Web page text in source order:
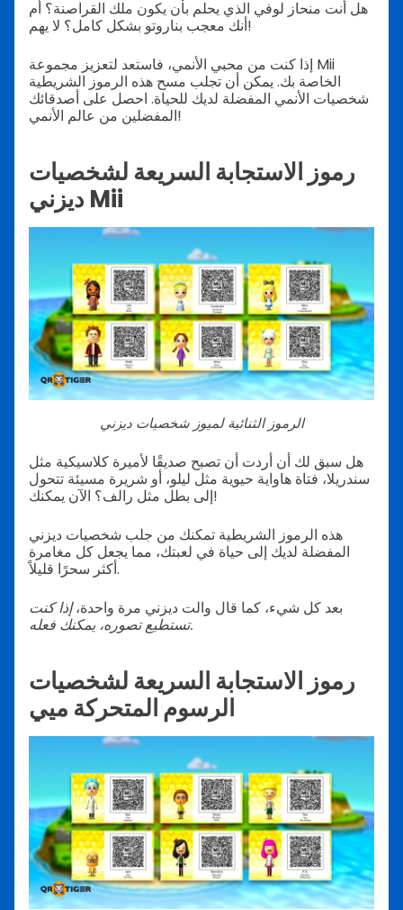
هل أنت منحاز لوفي الذي يحلم بأن يكون ملك القراصنة؟ أم
أنك معجب بناروتو بشكل كامل؟ لا يهم!
إذا كنت من محبي الأنمي، فاستعد لتعزيز مجموعة Mii
الخاصة بك. يمكن أن تجلب مسح هذه الرموز الشريطية
شخصيات الأنمي المفضلة لديك للحياة. احصل على أصدقائك
المفضلين من عالم الأنمي!
رموز الاستجابة السريعة لشخصيات
ديزني Mii
الرموز الثنائية لميوز شخصيات ديزني
هل سبق لك أن أردت أن تصبح صديقًا لأميرة كلاسيكية مثل
سندريلا، فتاة هاواية حيوية مثل ليلو، أو شريرة مسيئة تتحول
إلى بطل مثل رالف؟ الآن يمكنك!
هذه الرموز الشريطية تمكنك من جلب شخصيات ديزني
المفضلة لديك إلى حياة في لعبتك، مما يجعل كل مغامرة
أكثر سحرًا قليلاً.
بعد كل شيء، كما قال والت ديزني مرة واحدة،إذا كنت
تستطيع تصوره، يمكنك فعله.
رموز الاستجابة السريعة لشخصيات
الرسوم المتحركة ميي